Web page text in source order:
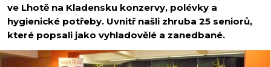
ve Lhotě na Kladensku konzervy, polévky a
hygienické potřeby. Uvnitř našli zhruba 25 seniorů,
které popsali jako vyhladovělé a zanedbané.